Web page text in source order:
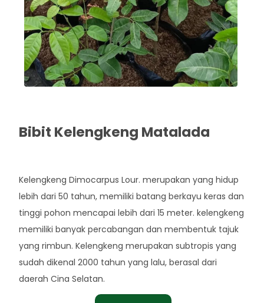
Bibit Kelengkeng Matalada
Kelengkeng Dimocarpus Lour. merupakan yang hidup
lebih dari 50 tahun, memiliki batang berkayu keras dan
tinggi pohon mencapai lebih dari 15 meter. kelengkeng
memiliki banyak percabangan dan membentuk tajuk
yang rimbun. Kelengkeng merupakan subtropis yang
sudah dikenal 2000 tahun yang lalu, berasal dari
daerah Cina Selatan.